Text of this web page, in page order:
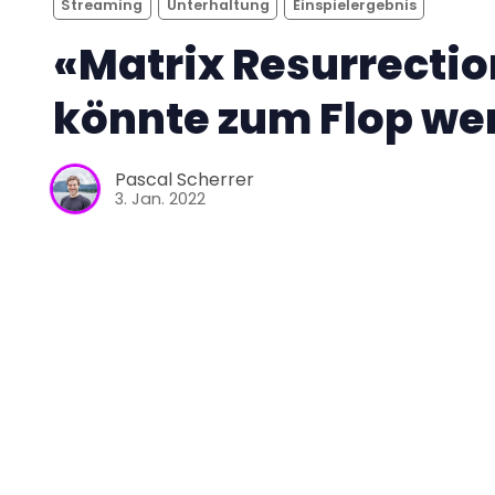
Streaming Unterhaltung Einspielergebnis
«Matrix
könnte zum Flop
Pascal Scherrer
3. Jan. 2022